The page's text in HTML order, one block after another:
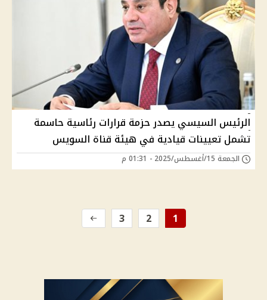
الرئيس السيسي يصدر حزمة قرارات رئاسية حاسمة
تشمل تعيينات قيادية في هيئة قناة السويس
الجمعة 15/أغسطس/2025 - 01:31 م
1
2
3